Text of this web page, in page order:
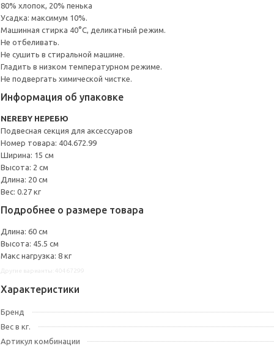
80% хлопок, 20% пенька
Усадка: максимум 10%.
Машинная стирка 40°С, деликатный режим.
Не отбеливать.
Не сушить в стиральной машине.
Гладить в низком температурном режиме.
Не подвергать химической чистке.
Информация об упаковке
NEREBY НЕРЕБЮ
Подвесная секция для аксессуаров
Номер товара: 404.672.99
Ширина: 15 см
Высота: 2 см
Длина: 20 см
Вес: 0.27 кг
Подробнее о размере товара
Длина: 60 см
Высота: 45.5 см
Макс нагрузка: 8 кг
Характеристики
Бренд
Вес в кг.
Артикул комбинации